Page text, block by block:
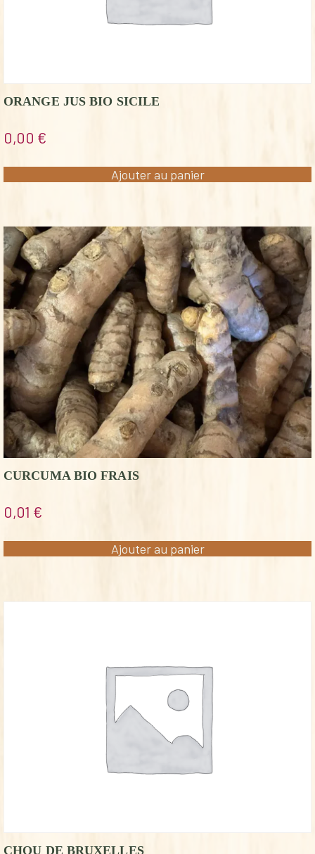
ORANGE JUS BIO SICILE
0,00 €
Ajouter au panier
CURCUMA BIO FRAIS
0,01 €
Ajouter au panier
CHOU DE BRUXELLES